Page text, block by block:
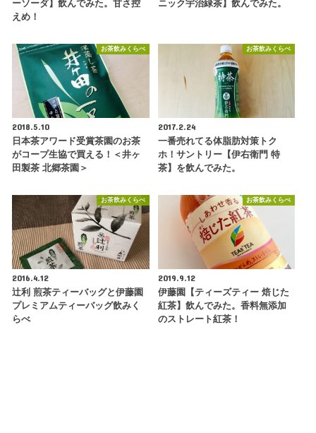
ーソーダ】飲んでみた。甘さ控
えめ！
ニック宇治緑茶】飲んでみた。
お茶飲みくらべ
2018.5.10
日本茶アワード受賞茶園のお茶
がコープ生協で買える！＜井ヶ
田製茶 北郷茶園＞
お茶飲みくらべ
2017.2.24
一番売れてる体脂肪対策トク
ホ！サントリー【伊右衛門 特
茶】を飲んでみた。
お茶飲みくらべ
2016.4.12
辻利 煎茶ティーバッグと伊藤園
プレミアムティーバッグ飲みく
らべ
お茶飲みくらべ
2019.9.12
伊藤園【ティーズティー 焙じた
紅茶】飲んでみた。香料無添加
のストレート紅茶！